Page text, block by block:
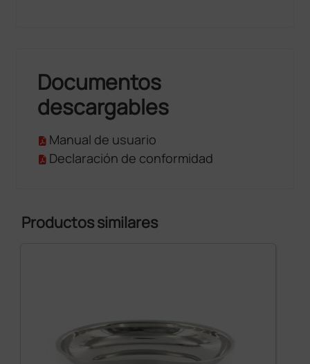
Documentos
descargables
Manual de usuario
Declaración de conformidad
Productos similares